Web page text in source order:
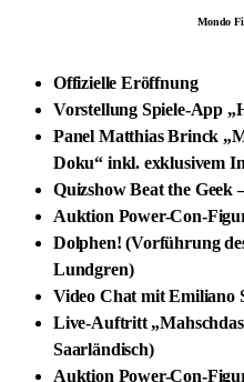
Mondo
Offizielle Eröffnung
Vorstellung Spiele-App
Panel Matthias Brinck
Doku“ inkl. exklusivem
Quizshow Beat the Geek
Auktion Power-Con-
Dolphen! (Vorführung
Lundgren)
Video Chat mit Emiliano
Live-Auftritt
Saarländisch)
Auktion Power-Con-